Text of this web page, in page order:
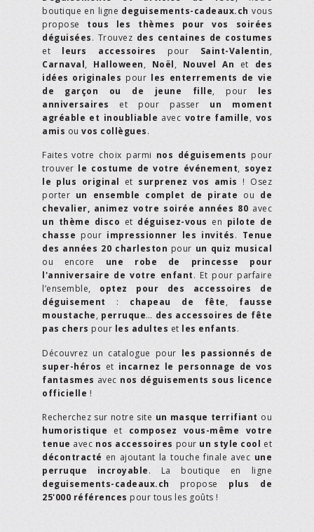
boutique en ligne deguisements-cadeaux.ch vous
propose tous les thèmes pour vos soirées
déguisées. Trouvez des centaines de costumes
et leurs accessoires pour Saint-Valentin,
Carnaval, Halloween, Noël, Nouvel An et des
idées originales pour les enterrements de vie
de garçon ou de jeune fille, pour les
anniversaires et pour passer un moment
agréable et inoubliable avec votre famille, vos
amis ou vos collègues.
Faites votre choix parmi nos déguisements pour
trouver le costume de votre événement, soyez
le plus original et surprenez vos amis ! Osez
porter un ensemble complet de pirate ou de
chevalier, animez votre soirée années 80 avec
un thème disco et déguisez-vous en pilote de
chasse pour impressionner les invités. Tenue
des années 20 charleston pour un quiz musical
ou encore une robe de princesse pour
l'anniversaire de votre enfant. Et pour parfaire
l’ensemble, optez pour des accessoires de
déguisement : chapeau de fête, fausse
moustache, perruque… des accessoires de fête
pas chers pour les adultes et les enfants.
Découvrez un catalogue pour les passionnés de
super-héros et incarnez le personnage de vos
fantasmes avec nos déguisements sous licence
officielle !
Recherchez sur notre site un masque terrifiant ou
humoristique et composez vous-même votre
tenue avec nos accessoires pour un style cool et
décontracté en ajoutant la touche finale avec une
perruque incroyable. La boutique en ligne
deguisements-cadeaux.ch propose plus de
25'000 références pour tous les goûts !